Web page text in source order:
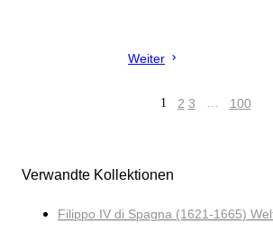
Weiter
1 2 3 … 100
Verwandte Kollektionen
Filippo IV di Spagna (1621-1665)